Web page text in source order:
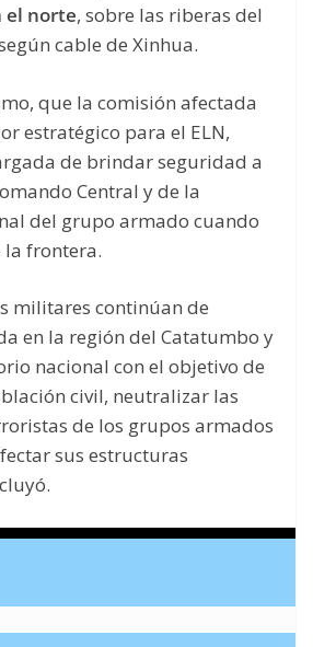
el norte, sobre las riberas del
cable de Xinhua.
que la comisión afectada
estratégico para el ELN,
de brindar seguridad a
Central y de la
del grupo armado cuando
la frontera.
militares continúan de
en la región del Catatumbo y
nacional con el objetivo de
civil, neutralizar las
de los grupos armados
sus estructuras